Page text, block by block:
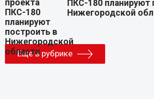
ПКС-180 планируют
Нижегородской
Еще в рубрике